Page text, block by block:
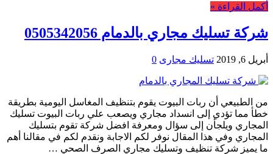
أكمل القراءة »
شركة تسليك مجاري بالدمام 0505342056
أبريل 6, 2019 تسليك مجارى 0
من الطبيعي أن ربات البيوت يقوم بتنظيف المغاسل اليومية بطريقة
خطأ مما تؤدي إلى انسداد مجاري ويصعب علي ربات البيوت تسليك
المجاري ويلجأن إلى سؤال ومعرفة افضل شركة تقوم بتسليك
المجاري وفي هذا المقال نوفر لكم الاجابة ونقدم لكم في مقالنا أهم
ما يميز شركة تنظيف وتسليك مجاري الصرف الصحي …